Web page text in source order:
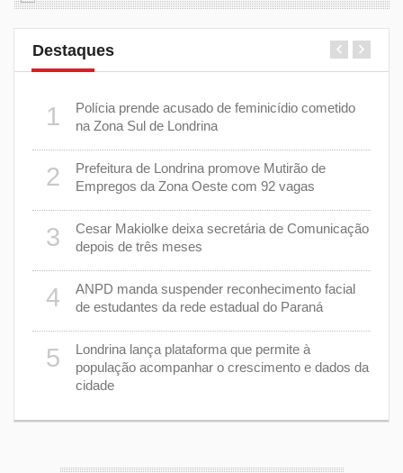
Destaques
1
Polícia prende acusado de feminicídio cometido
na Zona Sul de Londrina
2
Prefeitura de Londrina promove Mutirão de
Empregos da Zona Oeste com 92 vagas
3
Cesar Makiolke deixa secretária de Comunicação
depois de três meses
4
ANPD manda suspender reconhecimento facial
de estudantes da rede estadual do Paraná
5
Londrina lança plataforma que permite à
população acompanhar o crescimento e dados da
cidade